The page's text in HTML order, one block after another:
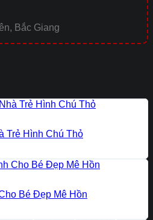
Bắc Giang
Trẻ Hình Chú Thỏ
Bé Đẹp Mê Hồn